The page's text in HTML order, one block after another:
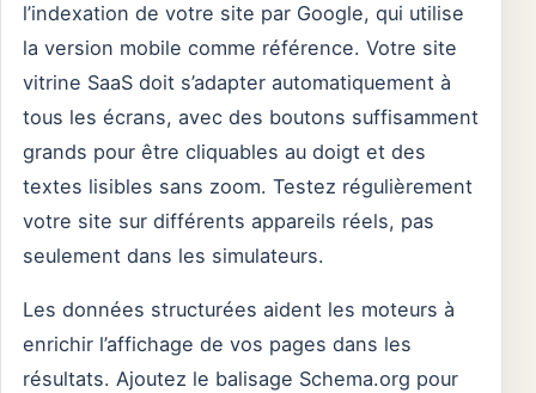
l’indexation de votre site par Google, qui utilise
la version mobile comme référence. Votre site
vitrine SaaS doit s’adapter automatiquement à
tous les écrans, avec des boutons suffisamment
grands pour être cliquables au doigt et des
textes lisibles sans zoom. Testez régulièrement
votre site sur différents appareils réels, pas
seulement dans les simulateurs.
Les données structurées aident les moteurs à
enrichir l’affichage de vos pages dans les
résultats. Ajoutez le balisage Schema.org pour